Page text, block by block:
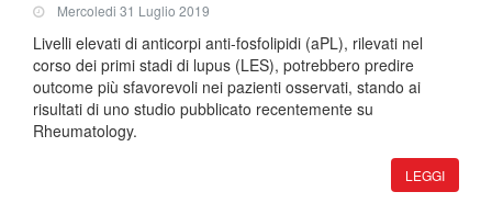
Mercoledi 31 Luglio 2019
Livelli elevati di anticorpi anti-fosfolipidi (aPL), rilevati nel
corso dei primi stadi di lupus (LES), potrebbero predire
outcome più sfavorevoli nei pazienti osservati, stando ai
risultati di uno studio pubblicato recentemente su
Rheumatology.
LEGGI